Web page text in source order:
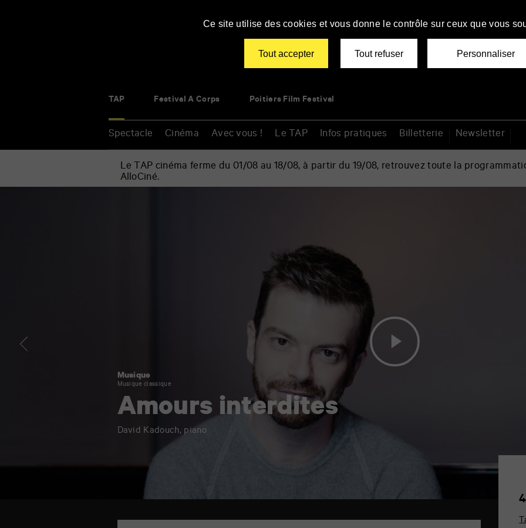
TAP Festival À Corps Poitiers Film Festival
Spectacle Cinéma Avec vous ! Le TAP Infos pratiques Billetterie Newsletter
Le TAP cinéma ferme du 01/08 au 18/08, à partir du 19/08, retrouvez toute la
AlloCiné.
Musique
Musique classique
Amours interdites
David Kadouch, piano
Ce site utilise des cookies et vous donne le contrôle sur ceux que vous
Tout accepter Tout refuser Personnaliser